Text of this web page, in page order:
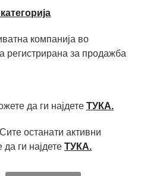
компанија во
регистрирана за продажба
да ги најдете ТУКА.
останати активни
ги најдете ТУКА.